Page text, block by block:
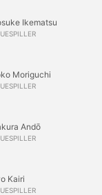
Ikematsu
Moriguchi
Andō
Kairi